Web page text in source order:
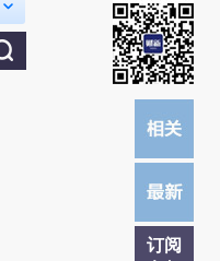
订阅